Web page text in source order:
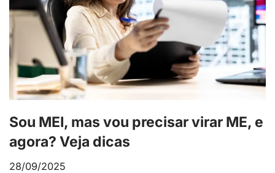
Sou MEI, mas vou precisar virar ME, e
agora? Veja dicas
28/09/2025